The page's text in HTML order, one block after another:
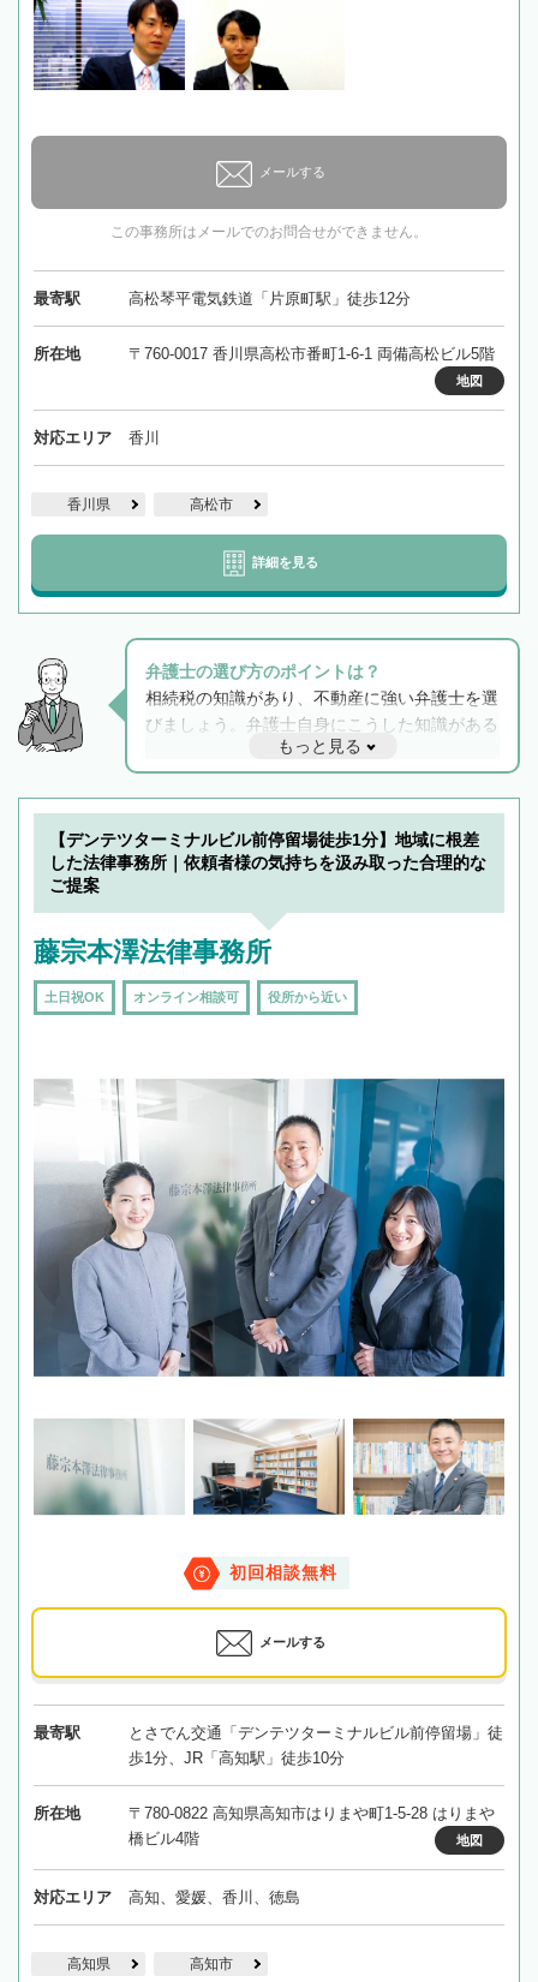
メールする
この事務所はメールでのお問合せができません。
最寄駅 高松琴平電気鉄道「片原町駅」徒歩12分
所在地 〒760-0017 香川県高松市番町1-6-1 両備高松ビル5階
地図
対応エリア 香川
香川県 高松市
詳細を見る
弁護士の選び方のポイントは？
相続税の知識があり、不動産に強い弁護士を選
びましょう。弁護士自身にこうした知識がある
と他士業との連携もスムーズに進み、トラブル
解決のみならず相続をトータルで任せることが
できます。また、相続は感情がからむ分野なの
でフィーリングも重要です。実際に電話や面談
で複数の弁護士と会話をしてウマが合う方に依
もっと見る
【デンテツターミナルビル前停留場徒歩1分】地域に根差
した法律事務所｜依頼者様の気持ちを汲み取った合理的な
ご提案
藤宗本澤法律事務所
土日祝OK オンライン相談可 役所から近い
初回相談無料
メールする
最寄駅
とさでん交通「デンテツターミナルビル前停留場」徒
歩1分、JR「高知駅」徒歩10分
所在地
〒780-0822 高知県高知市はりまや町1-5-28 はりまや
橋ビル4階
地図
対応エリア 高知、愛媛、香川、徳島
高知県 高知市